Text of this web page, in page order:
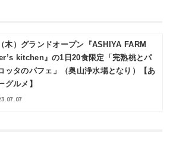
木）グランドオープン『ASHIYA FARM
kitchen』の1日20食限定「完熟桃とパ
ッタのパフェ」（奥山浄水場となり）【あ
グルメ】